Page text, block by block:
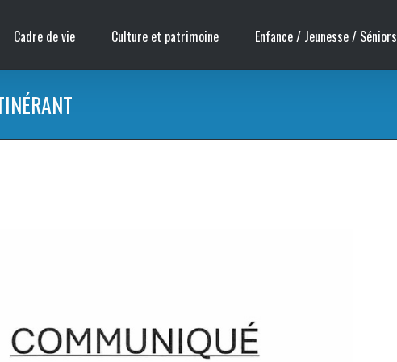
Cadre de vie Culture et patrimoine Enfance / Jeunesse / Séniors